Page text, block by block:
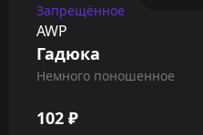
Запрещённое
AWP
Гадюка
Немного поношенное
102 ₽